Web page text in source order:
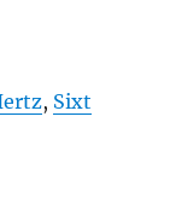
, Sixt